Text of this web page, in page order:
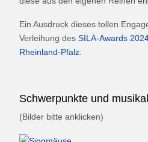
Ein Ausdruck dieses tollen
Verleihung des SILA-Awards
Rheinland-Pfalz
Schwerpunkte und
(Bilder bitte anklicken)